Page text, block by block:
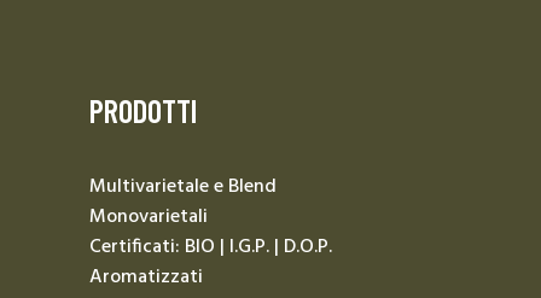
PRODOTTI
Multivarietale e Blend
Monovarietali
Certificati: BIO | I.G.P. | D.O.P.
Aromatizzati